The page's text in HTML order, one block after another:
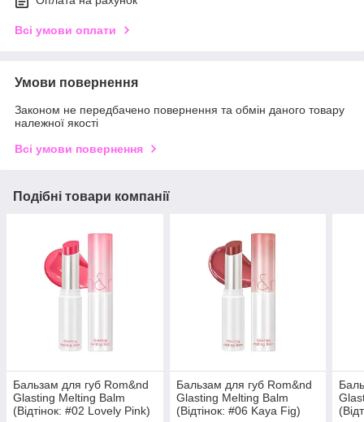
Всі умови оплати
Умови повернення
Законом не передбачено повернення та обмін даного товару
належної якості
Всі умови повернення
Подібні товари компанії
Бальзам для губ Rom&nd
Glasting Melting Balm
(Відтінок: #02 Lovely Pink)
Бальзам для губ Rom&nd
Glasting Melting Balm
(Відтінок: #06 Kaya Fig)